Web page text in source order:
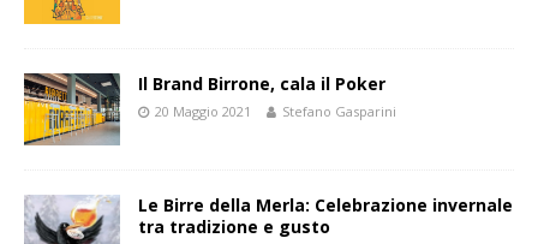
Il Brand Birrone, cala il Poker
20 Maggio 2021 Stefano Gasparini
Le Birre della Merla: Celebrazione invernale
tra tradizione e gusto